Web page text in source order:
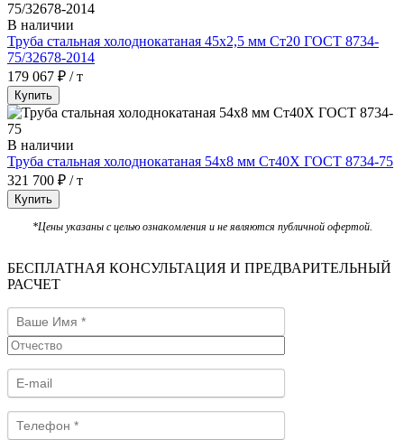
В наличии
Труба стальная холоднокатаная 45х2,5 мм Ст20 ГОСТ 8734-
75/32678-2014
179 067 ₽ / т
Купить
В наличии
Труба стальная холоднокатаная 54х8 мм Ст40Х ГОСТ 8734-75
321 700 ₽ / т
Купить
*Цены указаны с целью ознакомления и не являются публичной офертой.
БЕСПЛАТНАЯ КОНСУЛЬТАЦИЯ И ПРЕДВАРИТЕЛЬНЫЙ
РАСЧЕТ